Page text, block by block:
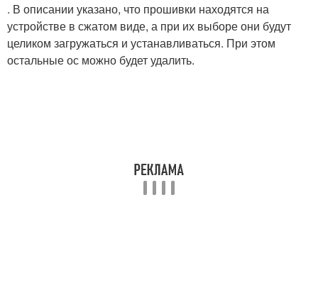
. В описании указано, что прошивки находятся на
устройстве в сжатом виде, а при их выборе они будут
целиком загружаться и устанавливаться. При этом
остальные ос можно будет удалить.